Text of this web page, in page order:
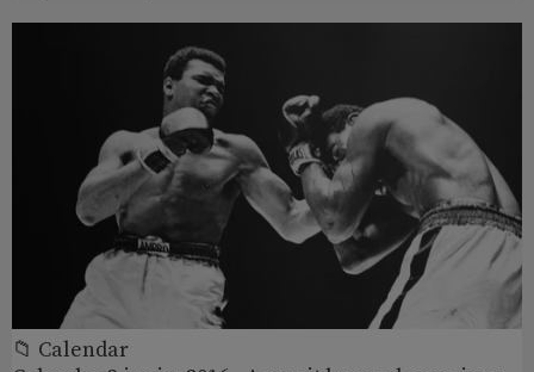
📁 Calendar